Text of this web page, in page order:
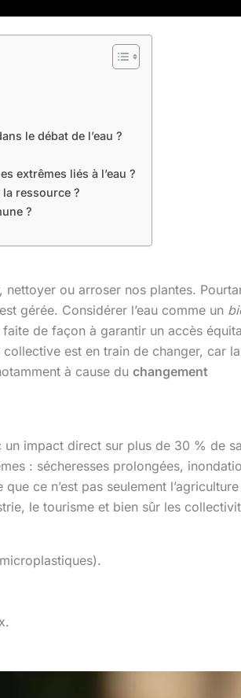
le débat de l’eau ?
extrêmes liés à l’eau ?
ressource ?
?
ou arroser nos plantes.
gérée. Considérer l’eau comme un
de façon à garantir un accès
est en train de changer, car la
à cause du changement
impact direct sur plus de 30 % de
: sécheresses prolongées,
ce n’est pas seulement
le tourisme et bien sûr les